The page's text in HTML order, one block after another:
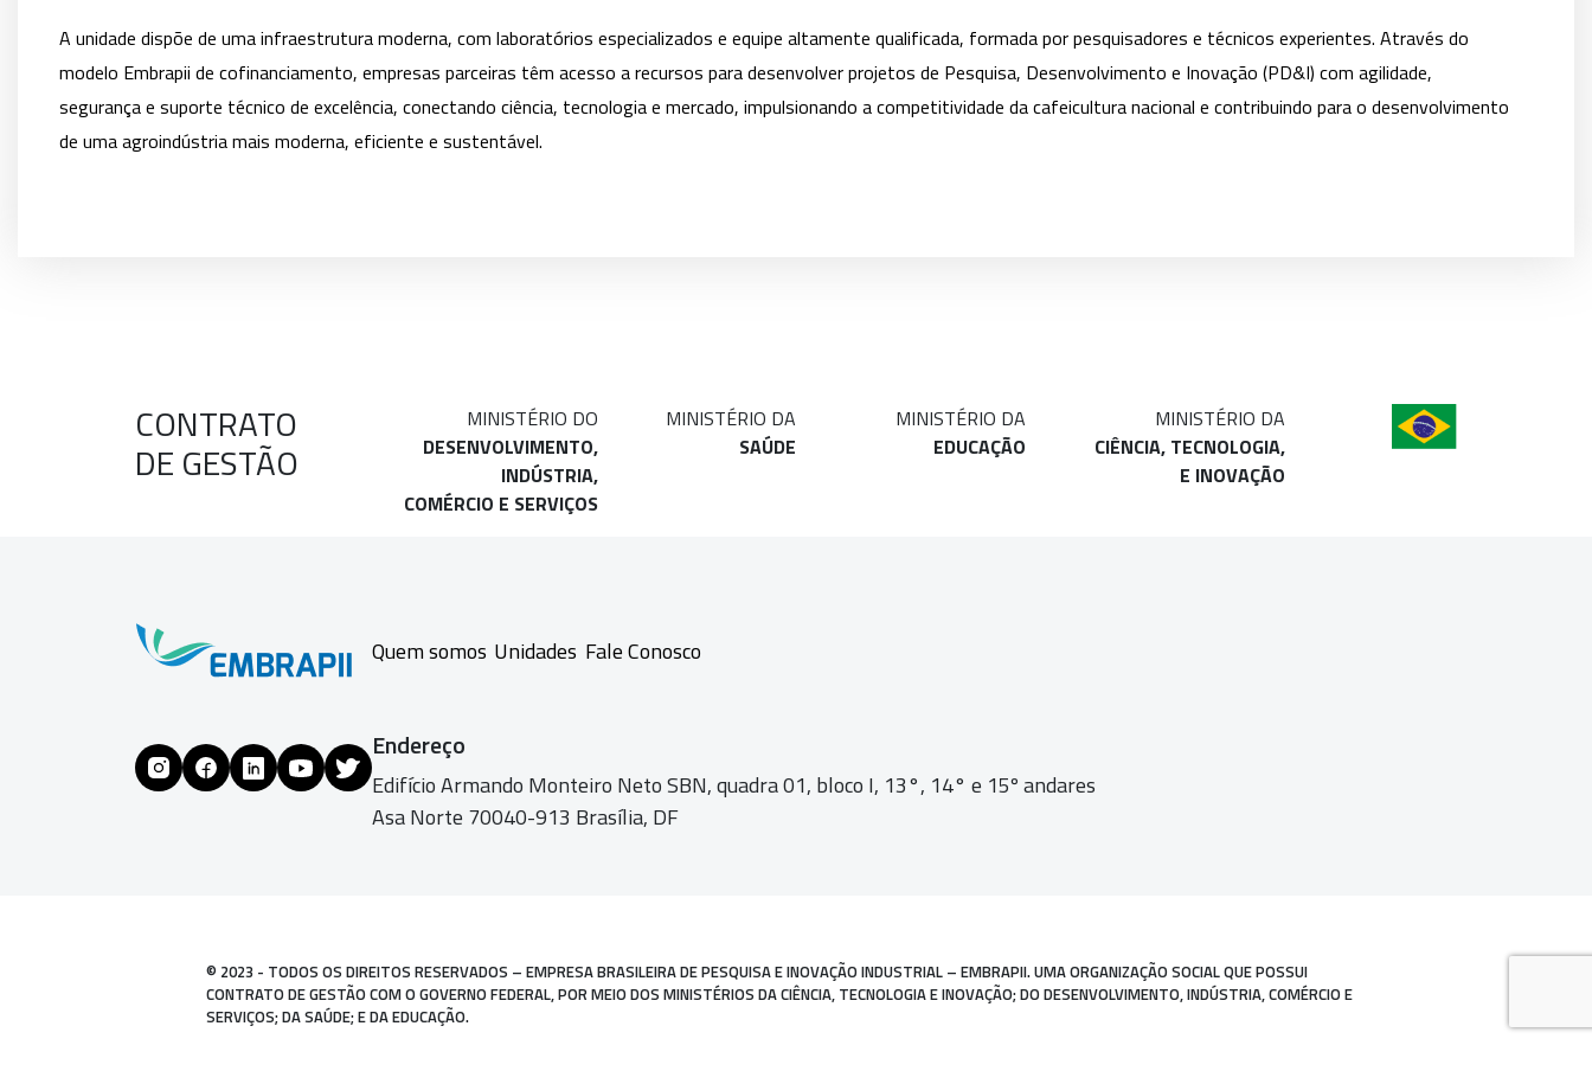
A unidade dispõe de uma infraestrutura moderna, com laboratórios especializados e equipe altamente qualificada, formada por pesquisadores e técnicos experientes. Através do
modelo Embrapii de cofinanciamento, empresas parceiras têm acesso a recursos para desenvolver projetos de Pesquisa, Desenvolvimento e Inovação (PD&I) com agilidade,
segurança e suporte técnico de excelência, conectando ciência, tecnologia e mercado, impulsionando a competitividade da cafeicultura nacional e contribuindo para o desenvolvimento
de uma agroindústria mais moderna, eficiente e sustentável.
CONTRATO
DE GESTÃO
MINISTÉRIO DO
DESENVOLVIMENTO,
INDÚSTRIA,
COMÉRCIO E SERVIÇOS
MINISTÉRIO DA
SAÚDE
MINISTÉRIO DA
EDUCAÇÃO
MINISTÉRIO DA
CIÊNCIA, TECNOLOGIA,
E INOVAÇÃO
Quem somos Unidades Fale Conosco
Endereço
Edifício Armando Monteiro Neto SBN, quadra 01, bloco I, 13°, 14° e 15º andares
Asa Norte 70040-913 Brasília, DF
© 2023 - TODOS OS DIREITOS RESERVADOS – EMPRESA BRASILEIRA DE PESQUISA E INOVAÇÃO INDUSTRIAL – EMBRAPII. UMA ORGANIZAÇÃO SOCIAL QUE POSSUI
CONTRATO DE GESTÃO COM O GOVERNO FEDERAL, POR MEIO DOS MINISTÉRIOS DA CIÊNCIA, TECNOLOGIA E INOVAÇÃO; DO DESENVOLVIMENTO, INDÚSTRIA, COMÉRCIO E
SERVIÇOS; DA SAÚDE; E DA EDUCAÇÃO.